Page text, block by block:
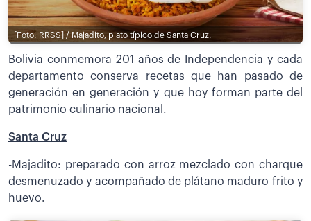
[Foto: RRSS] / Majadito, plato típico de Santa Cruz.
Bolivia conmemora 201 años de Independencia y cada
departamento conserva recetas que han pasado de
generación en generación y que hoy forman parte del
patrimonio culinario nacional.
Santa Cruz
-Majadito: preparado con arroz mezclado con charque
desmenuzado y acompañado de plátano maduro frito y
huevo.